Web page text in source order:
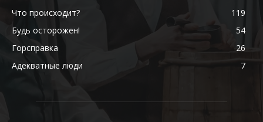
Что происходит?
119
Будь осторожен!
54
Горсправка
26
Адекватные люди
7